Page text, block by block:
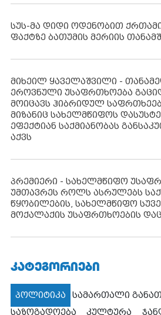
სუს-მა დიდი ოდენობით
ფაქტზე ბათუმის მერიის
მიხეილ ყაველაშვილი -
ეროვნული უსაფრთხოება
მოიცავს ჰიბრიდულ
მიზანიც სახელმწიფოს
ეფექტიან საქმიანობას
აქვს
პრემიერი - სახელმწიფო
უმთავრეს როლს ასრულებს
წყობილების, სახელმწიფო
მოქალაქის უსაფრთხოების
ᲙᲐᲢᲔᲒᲝᲠᲘᲔᲑᲘ
პოლიტიკა სამართალი
საზოგადოება
კულტურა